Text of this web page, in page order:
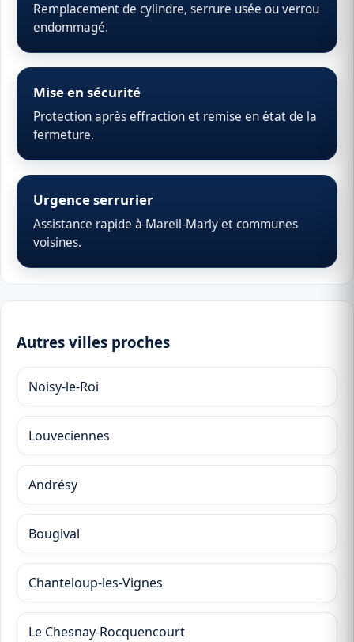
Remplacement de cylindre, serrure usée ou verrou
endommagé.
Mise en sécurité
Protection après effraction et remise en état de la
fermeture.
Urgence serrurier
Assistance rapide à Mareil-Marly et communes
voisines.
Autres villes proches
Noisy-le-Roi
Louveciennes
Andrésy
Bougival
Chanteloup-les-Vignes
Le Chesnay-Rocquencourt